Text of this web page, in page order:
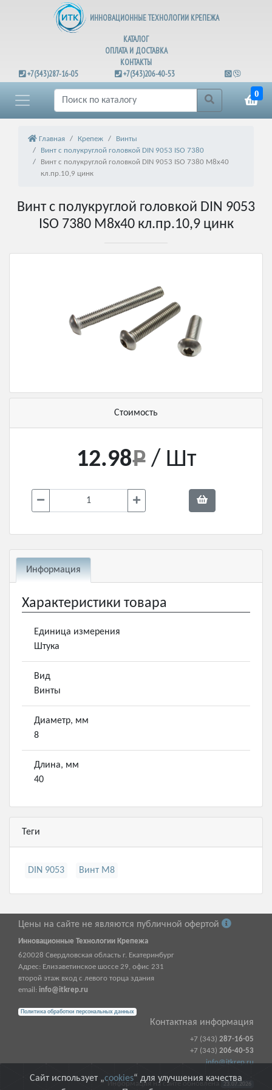
ИННОВАЦИОННЫЕ ТЕХНОЛОГИИ КРЕПЕЖА
КАТАЛОГ
ОПЛАТА И ДОСТАВКА
КОНТАКТЫ
+7(343)287-16-05
+7(343)206-40-53
0
Главная Крепеж
Винты
Винт с полукруглой головкой DIN 9053 ISO 7380
Винт с полукруглой головкой DIN 9053 ISO 7380 М8х40
кл.пр.10,9 цинк
Винт с полукруглой головкой DIN 9053
ISO 7380 М8х40 кл.пр.10,9 цинк
Стоимость
12.98 / Шт
Информация
Характеристики товара
Единица измерения
Штука
Вид
Винты
Диаметр, мм
8
Длина, мм
40
Теги
DIN 9053 Винт М8
Цены на сайте не являются публичной офертой
Инновационные Технологии Крепежа
620028 Свердловская область г. Екатеринбург
Адрес: Елизаветинское шоссе 29, офис 231
второй этаж вход с левого торца здания
email: info@itkrep.ru
Политика обработки персональных данных
Контактная информация
+7 (343) 287-16-05
+7 (343) 206-40-53
info@itkrep.ru
Информация на сайте обновлена 23.07.2026
Сайт использует „cookies“ для улучшения качества